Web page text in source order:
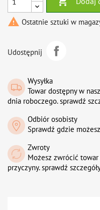
 Ostatnie sztuki w
Udostępnij
Wysyłka
Towar dostępny w
dnia roboczego. sprawdź
Odbiór osobisty
Sprawdź gdzie
Zwroty
Możesz zwrócić
przyczyny. sprawdź